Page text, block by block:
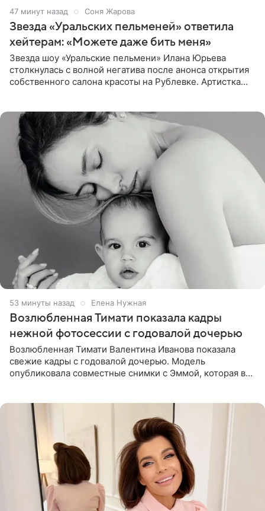
47 минут назад Соня Жарова
Звезда «Уральских пельменей» ответила
хейтерам: «Можете даже бить меня»
Звезда шоу «Уральские пельмени» Илана Юрьева
столкнулась с волной негатива после анонса открытия
собственного салона красоты на Рублевке. Артистка
53 минуты назад Елена Нужная
Возлюбленная Тимати показала кадры
нежной фотосессии с годовалой дочерью
Возлюбленная Тимати Валентина Иванова показала
свежие кадры с годовалой дочерью. Модель
опубликовала совместные снимки с Эммой, которая в